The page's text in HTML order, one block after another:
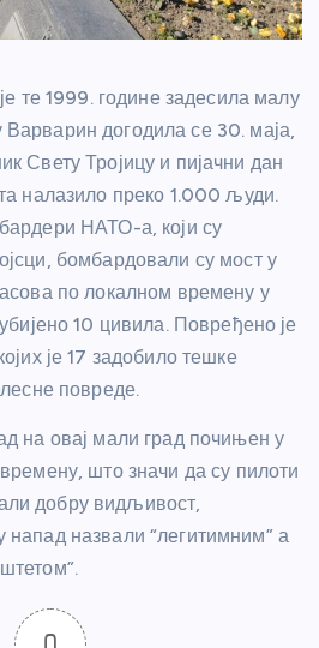
те 1999. године задесила малу
догодила се 30. маја,
Свету Тројицу и пијачни дан
налазило преко 1.000 људи.
НАТО-а, који су
бомбардовали су мост у
по локалном времену у
10 цивила. Повређено је
је 17 задобило тешке
повреде.
на овај мали град почињен у
што значи да су пилоти
добру видљивост,
назвали “легитимним” а